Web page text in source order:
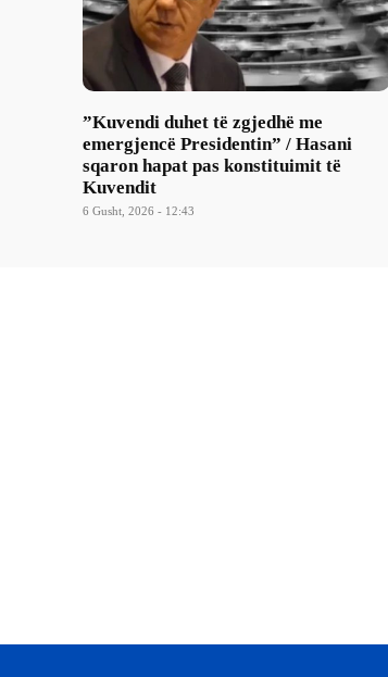
​”Kuvendi duhet të zgjedhë me
emergjencë Presidentin” / Hasani
sqaron hapat pas konstituimit të
Kuvendit
6 Gusht, 2026 - 12:43